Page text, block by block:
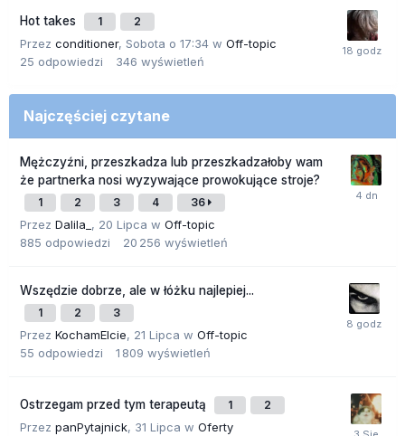
Hot takes 1 2
Przez conditioner, Sobota o 17:34 w Off-topic
25 odpowiedzi 346 wyświetleń
Najczęściej czytane
Mężczyźni, przeszkadza lub przeszkadzałoby wam
że partnerka nosi wyzywające prowokujące stroje?
1 2 3 4 36
Przez Dalila_ , 20 Lipca w Off-topic
885 odpowiedzi 20 256 wyświetleń
Wszędzie dobrze, ale w łóżku najlepiej...
1 2 3
Przez KochamElcie, 21 Lipca w Off-topic
55 odpowiedzi 1 809 wyświetleń
Ostrzegam przed tym terapeutą 1 2
Przez panPytajnick, 31 Lipca w Oferty